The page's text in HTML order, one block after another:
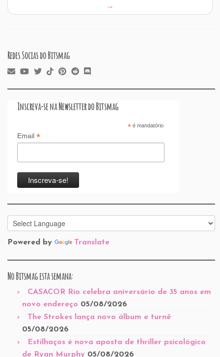
→
Redes Socias do Bitsmag
Inscreva-se na Newsletter do Bitsmag
*é mandatório
Email *
Powered by Translate
No Bitsmag esta semana:
CASACOR Rio celebra aniversário de 35 anos em
novo endereço 05/08/2026
The Strokes lança novo álbum e turnê
05/08/2026
Estilhaços é nova aposta de thriller psicológico
de Ryan Murphy 05/08/2026